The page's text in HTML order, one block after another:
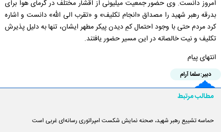
امروز دانست. وی حضور جمعیت میلیونی از اقشار مختلف در گرمای هوا برای
بدرقه رهبر شهید را مصداق «انجام تکلیف» و «تقرب الی الله» دانست و اشاره
کرد مردم حتی با وجود احتمال کمِ دیدن پیکر مطهر ایشان، تنها به دلیل پذیرش
تکلیف و نیت خالصانه در این مسیر حضور یافتند.
انتهای پیام
دبیر:سلما آرام
مطالب مرتبط
حماسه تشییع رهبر شهید، صحنه نمایش شکست امپراتوری رسانه‌ای غربی است